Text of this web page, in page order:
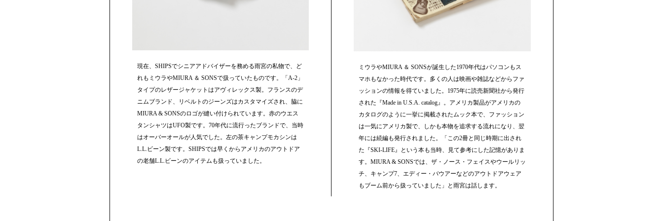
現在、SHIPSでシニアアドバイザーを務める雨宮の私物で、ど
れもミウラやMIURA ＆ SONSで扱っていたものです。「A-2」
タイプのレザージャケットはアヴィレックス製。フランスのデ
ニムブランド、リベルトのジーンズはカスタマイズされ、脇に
MIURA & SONSのロゴが縫い付けられています。赤のウエス
タンシャツはUFO製です。70年代に流行ったブランドで、当時
はオーバーオールが人気でした。左の茶キャンプモカシンは
L.L.ビーン製です。SHIPSでは早くからアメリカのアウトドア
の老舗L.L.ビーンのアイテムも扱っていました。
ミウラやMIURA ＆ SONSが誕生した1970年代はパソコンもス
マホもなかった時代です。多くの人は映画や雑誌などからファ
ッションの情報を得ていました。1975年に読売新聞社から発行
された『Made in U.S.A. catalog』。アメリカ製品がアメリカの
カタログのように一挙に掲載されたムック本で、ファッション
は一気にアメリカ製で、しかも本物を追求する流れになり、翌
年には続編も発行されました。「この2冊と同じ時期に出され
た『SKI-LIFE』という本も当時、見て参考にした記憶がありま
す。MIURA & SONSでは、ザ・ノース・フェイスやウールリッ
チ、キャンプ7、エディー・バウアーなどのアウトドアウェア
もブーム前から扱っていました」と雨宮は話します。